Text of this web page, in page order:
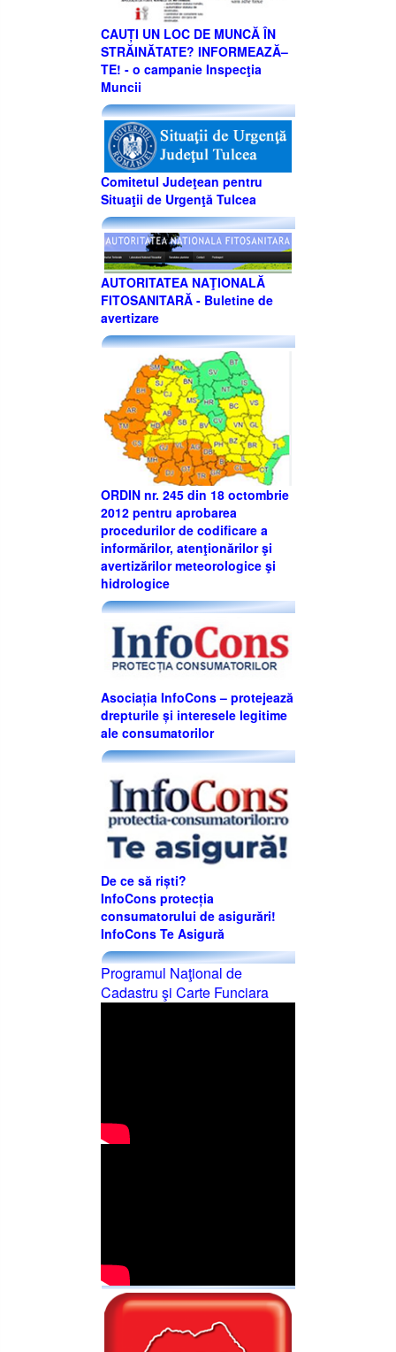
CAUȚI UN LOC DE MUNCĂ ÎN
STRĂINĂTATE? INFORMEAZĂ–
TE! - o campanie Inspecţia
Muncii
Comitetul Judeţean pentru
Situaţii de Urgenţă Tulcea
AUTORITATEA NAŢIONALĂ
FITOSANITARĂ - Buletine de
avertizare
ORDIN nr. 245 din 18 octombrie
2012 pentru aprobarea
procedurilor de codificare a
informărilor, atenţionărilor şi
avertizărilor meteorologice şi
hidrologice
Asociația InfoCons – protejează
drepturile și interesele legitime
ale consumatorilor
De ce să riști?
InfoCons protecția
consumatorului de asigurări!
InfoCons Te Asigură
Programul Naţional de
Cadastru şi Carte Funciara